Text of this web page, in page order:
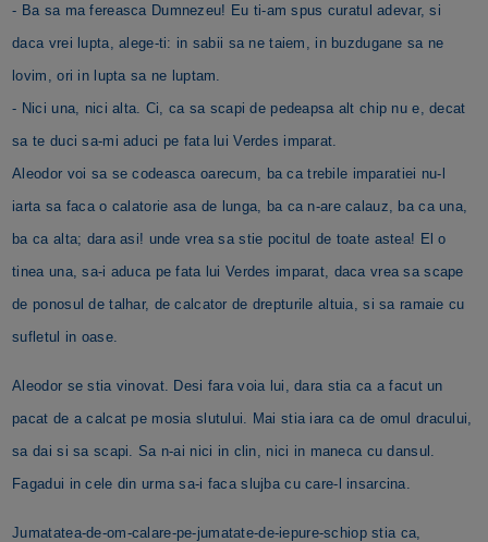
- Ba sa ma fereasca Dumnezeu! Eu ti-am spus curatul adevar, si
daca vrei lupta, alege-ti: in sabii sa ne taiem, in buzdugane sa ne
lovim, ori in lupta sa ne luptam.
- Nici una, nici alta. Ci, ca sa scapi de pedeapsa alt chip nu e, decat
sa te duci sa-mi aduci pe fata lui Verdes imparat.
Aleodor voi sa se codeasca oarecum, ba ca trebile imparatiei nu-l
iarta sa faca o calatorie asa de lunga, ba ca n-are calauz, ba ca una,
ba ca alta; dara asi! unde vrea sa stie pocitul de toate astea! El o
tinea una, sa-i aduca pe fata lui Verdes imparat, daca vrea sa scape
de ponosul de talhar, de calcator de drepturile altuia, si sa ramaie cu
sufletul in oase.
Aleodor se stia vinovat. Desi fara voia lui, dara stia ca a facut un
pacat de a calcat pe mosia slutului. Mai stia iara ca de omul dracului,
sa dai si sa scapi. Sa n-ai nici in clin, nici in maneca cu dansul.
Fagadui in cele din urma sa-i faca slujba cu care-l insarcina.
Jumatatea-de-om-calare-pe-jumatate-de-iepure-schiop stia ca,